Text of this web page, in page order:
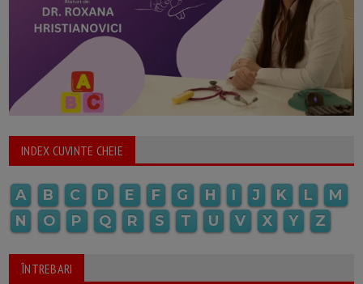
INDEX CUVINTE CHEIE
A B C D E F G H I J K L
M
N
O P Q R S T U V X Y Z
ÎNTREBARI